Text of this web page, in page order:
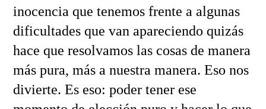
inocencia que tenemos frente a algunas
dificultades que van apareciendo quizás
hace que resolvamos las cosas de manera
más pura, más a nuestra manera. Eso nos
divierte. Es eso: poder tener ese